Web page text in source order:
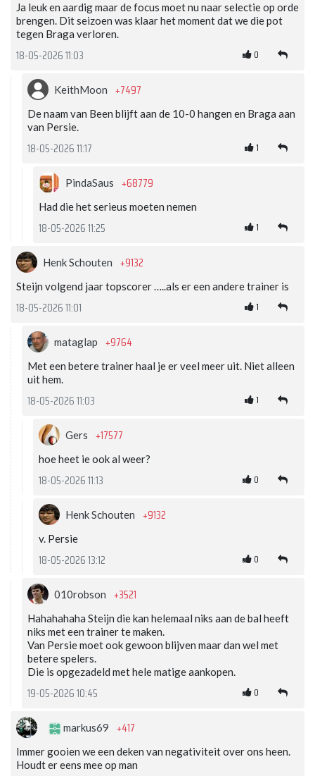
Ja leuk en aardig maar de focus moet nu naar selectie op orde
brengen. Dit seizoen was klaar het moment dat we die pot
tegen Braga verloren.
18-05-2026 11:03 0
KeithMoon +7497
De naam van Been blijft aan de 10-0 hangen en Braga aan
van Persie.
18-05-2026 11:17 1
PindaSaus +68779
Had die het serieus moeten nemen
18-05-2026 11:25 1
Henk Schouten +9132
Steijn volgend jaar topscorer …..als er een andere trainer is
18-05-2026 11:01 1
mataglap +9764
Met een betere trainer haal je er veel meer uit. Niet alleen
uit hem.
18-05-2026 11:03 1
Gers +17577
hoe heet ie ook al weer?
18-05-2026 11:13 0
Henk Schouten +9132
v. Persie
18-05-2026 13:12 0
010robson +3521
Hahahahaha Steijn die kan helemaal niks aan de bal heeft
niks met een trainer te maken.
Van Persie moet ook gewoon blijven maar dan wel met
betere spelers.
Die is opgezadeld met hele matige aankopen.
19-05-2026 10:45 0
markus69 +417
Immer gooien we een deken van negativiteit over ons heen.
Houdt er eens mee op man